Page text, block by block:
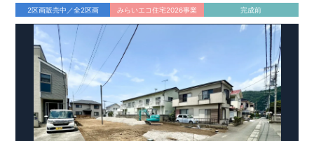
2区画販売中／全2区画 みらいエコ住宅2026事業 完成前